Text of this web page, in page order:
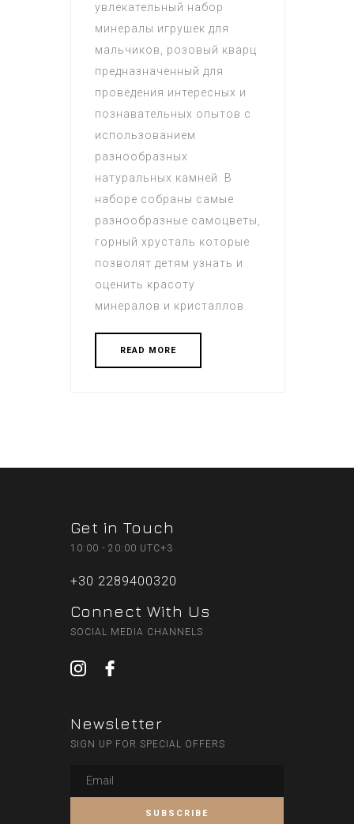
увлекательный набор
минералы игрушек для
мальчиков, розовый кварц
предназначенный для
проведения интересных и
познавательных опытов с
использованием
разнообразных
натуральных камней. В
наборе собраны самые
разнообразные самоцветы,
горный хрусталь которые
позволят детям узнать и
оценить красоту
минералов и кристаллов.
READ MORE
Get in Touch
10:00 - 20:00 UTC+3
+30 2289400320
Connect With Us
SOCIAL MEDIA CHANNELS
Newsletter
SIGN UP FOR SPECIAL OFFERS